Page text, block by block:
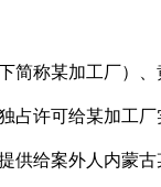
称某加工厂）、
占许可给某加工
供给案外人内蒙